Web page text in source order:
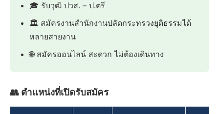
🎓 รับวุฒิ ปวส. – ป.ตรี
🏛️ สมัครงานสำนักงานปลัดกระทรวงยุติธรรมได้
หลายสายงาน
🌐 สมัครออนไลน์ สะดวก ไม่ต้องเดินทาง
👥 ตำแหน่งที่เปิดรับสมัคร